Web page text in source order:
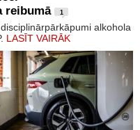
reibumā
1
alkohola
LASĪT VAIRĀK